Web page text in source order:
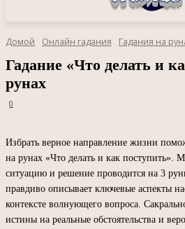
Домой Онлайн гадания Гадания на
Гадание «Что делать и
рунах
0
Избрать верное направление жизни
на рунах «Что делать и как поступить».
ситуацию и решение проводится на 3
правдиво описывает ключевые аспекты
контексте волнующего вопроса.
истины на реальные обстоятельства и